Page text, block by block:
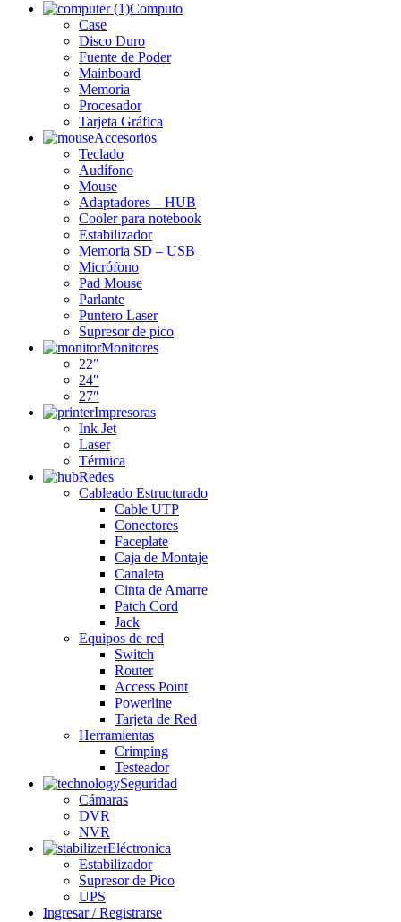
Computo
Case
Disco Duro
Fuente de Poder
Mainboard
Memoria
Procesador
Tarjeta Gráfica
Accesorios
Teclado
Audífono
Mouse
Adaptadores – HUB
Cooler para notebook
Estabilizador
Memoria SD – USB
Micrófono
Pad Mouse
Parlante
Puntero Laser
Supresor de pico
Monitores
22″
24″
27″
Impresoras
Ink Jet
Laser
Térmica
Redes
Cableado Estructurado
Cable UTP
Conectores
Faceplate
Caja de Montaje
Canaleta
Cinta de Amarre
Patch Cord
Jack
Equipos de red
Switch
Router
Access Point
Powerline
Tarjeta de Red
Herramientas
Crimping
Testeador
Seguridad
Cámaras
DVR
NVR
Eléctronica
Estabilizador
Supresor de Pico
UPS
Ingresar / Registrarse